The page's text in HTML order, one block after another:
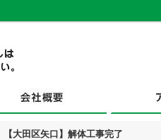
【大田区矢口】解体工事完了